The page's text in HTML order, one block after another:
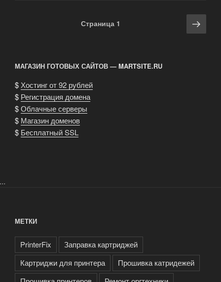
Страница 1
МАГАЗИН ГОТОВЫХ САЙТОВ — MARTSITE.RU
$ Хостинг от 92 рублей
$ Регистрация домена
$Облачные серверы
$ Магазин доменов
$ Бесплатный SSL
...
МЕТКИ
PrinterFix
Заправка картриджей
Картриджи для принтера
Прошивка катридежей